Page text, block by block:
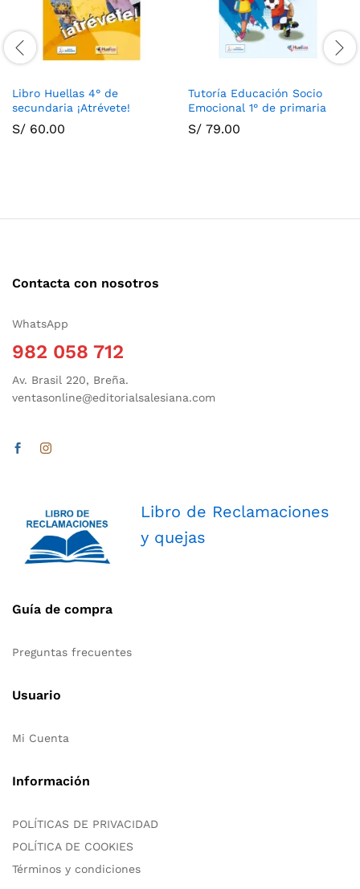
Libro Huellas 4° de
secundaria ¡Atrévete!
S/ 60.00
Tutoría Educación Socio
Emocional 1° de primaria
S/ 79.00
Contacta con nosotros
WhatsApp
982 058 712
Av. Brasil 220, Breña.
ventasonline@editorialsalesiana.com
Libro de Reclamaciones
y quejas
Guía de compra
Preguntas frecuentes
Usuario
Mi Cuenta
Información
POLÍTICAS DE PRIVACIDAD
POLÍTICA DE COOKIES
Términos y condiciones